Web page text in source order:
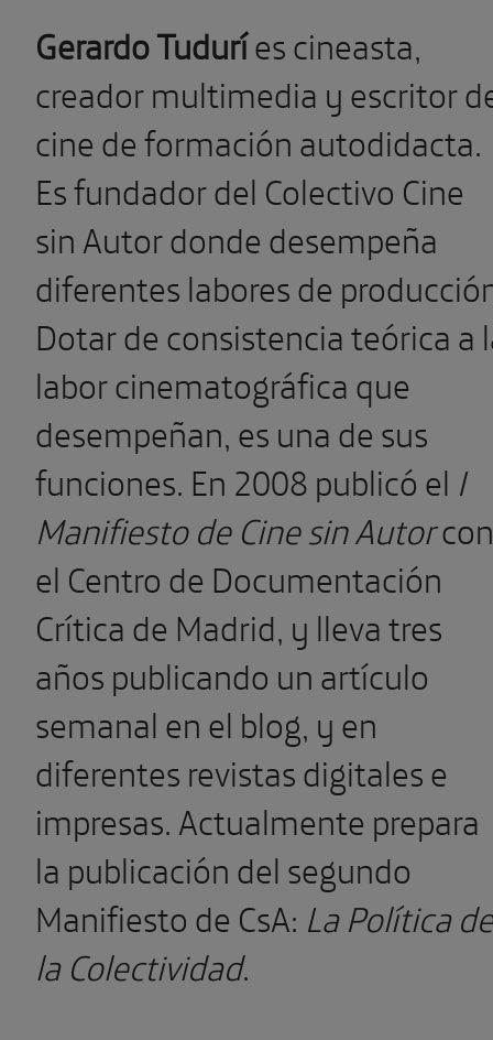
Gerardo Tuduríes cineasta,
creador multimedia y escritor
cine de formación autodidacta.
Es fundador del Colectivo Cine
sin Autor donde desempeña
diferentes labores de
Dotar de consistencia teórica a
labor cinematográfica que
desempeñan, es una de sus
funciones. En 2008 publicó el I
Manifiesto de Cine sin Autorcon
el Centro de Documentación
Crítica de Madrid, y lleva tres
años publicando un artículo
semanal en el blog, y en
diferentes revistas digitales e
impresas. Actualmente prepara
la publicación del segundo
Manifiesto de CsA: La Política de
la Colectividad.